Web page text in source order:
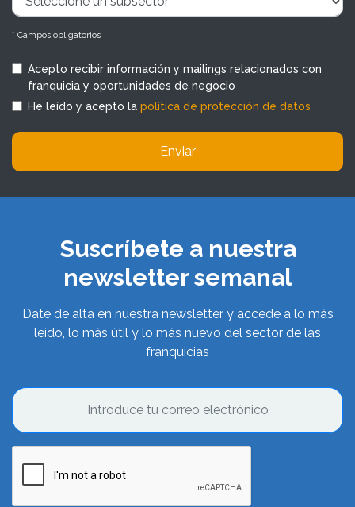
* Campos obligatorios
Acepto recibir información y mailings relacionados con
franquicia y oportunidades de negocio
He leído y acepto la política de protección de datos
Enviar
Suscríbete a nuestra
newsletter semanal
Date de alta en nuestra newsletter y accede a lo más
leído, lo más útil y lo más nuevo del sector de las
franquicias